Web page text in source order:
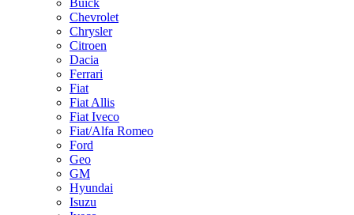
Chevrolet
Chrysler
Citroen
Dacia
Ferrari
Fiat
Fiat Allis
Fiat Iveco
Fiat/Alfa Romeo
Ford
Geo
GM
Hyundai
Isuzu